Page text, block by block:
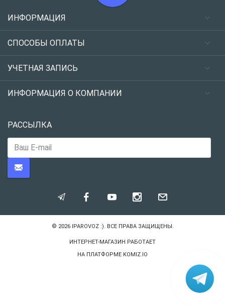
ИНФОРМАЦИЯ
СПОСОБЫ ОПЛАТЫ
УЧЕТНАЯ ЗАПИСЬ
ИНФОРМАЦИЯ О КОМПАНИИ
РАССЫЛКА
© 2026 IPAROVOZ :). ВСЕ ПРАВА ЗАЩИЩЕНЫ.
ИНТЕРНЕТ-МАГАЗИН РАБОТАЕТ
НА ПЛАТФОРМЕ KOMIZ.IO